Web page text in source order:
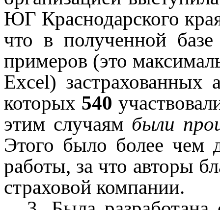
ЮГ Краснодарского
что в полученной
примеров (это
Excel) застрахованных
которых 540
этим случаям были
Этого было более чем
работы, за что авторы
страховой компании.